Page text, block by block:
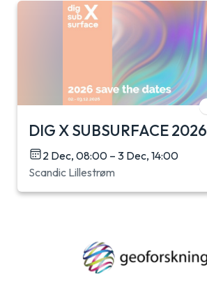
DIG X SUBSURFACE 2026
2 Dec, 08:00 – 3 Dec, 14:00
Scandic Lillestrøm